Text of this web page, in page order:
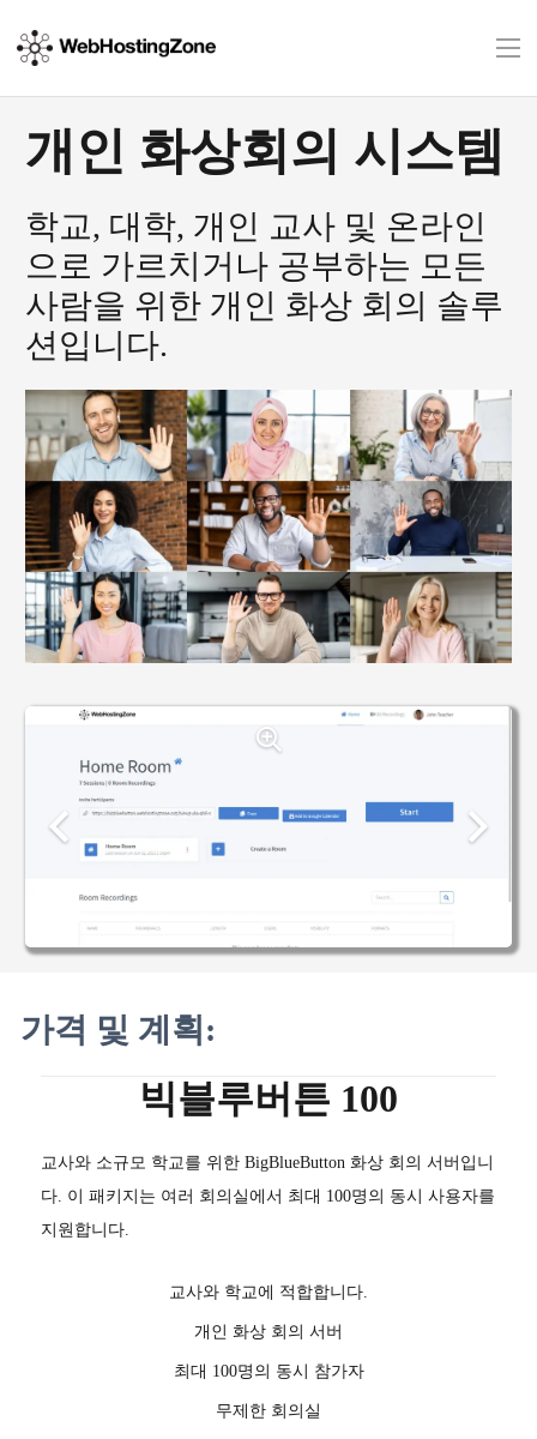
개인 화상회의 시스템
학교, 대학, 개인 교사 및 온라인
으로 가르치거나 공부하는 모든
사람을 위한 개인 화상 회의 솔루
션입니다.
가격 및 계획:
빅블루버튼 100
교사와 소규모 학교를 위한 BigBlueButton 화상 회의 서버입니
다. 이 패키지는 여러 회의실에서 최대 100명의 동시 사용자를
지원합니다.
교사와 학교에 적합합니다.
개인 화상 회의 서버
최대 100명의 동시 참가자
무제한 회의실